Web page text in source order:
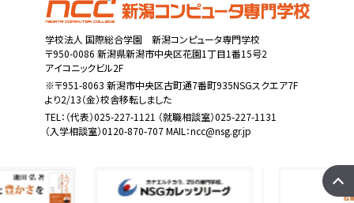
学校法人 国際総合学園 新潟コンピュータ専門学校
〒950-0086 新潟県新潟市中央区花園1丁目1番15号2
アイコニックビル2F
※〒951-8063 新潟市中央区古町通7番町935NSGスクエア7F
より2/13（金）校舎移転しました
TEL： （代表）025-227-1121 （就職相談室）025-227-1131
（入学相談室）0120-870-707 MAIL：ncc@nsg.gr.jp